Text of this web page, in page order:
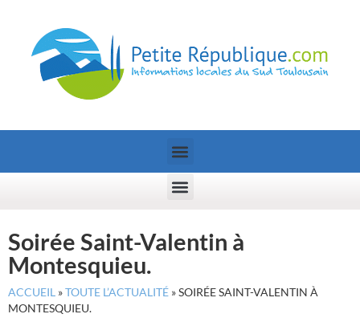
Soirée Saint-Valentin à
Montesquieu.
ACCUEIL »TOUTE L’ACTUALITÉ »SOIRÉE SAINT-VALENTIN À
MONTESQUIEU.